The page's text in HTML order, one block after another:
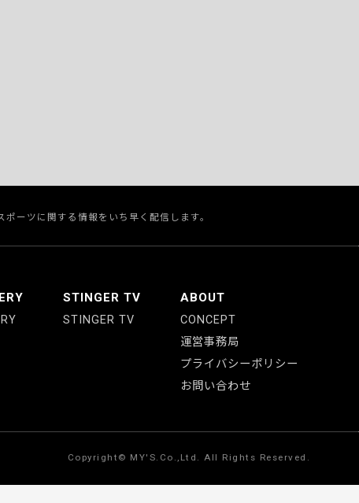
ーツに関する情報をいち早く配信します。
STINGER TV
STINGER TV
ABOUT
CONCEPT
運営事務局
プライバシーポリシー
お問い合わせ
Copyright© MY'S.Co.,Ltd. All Rights Reserved.